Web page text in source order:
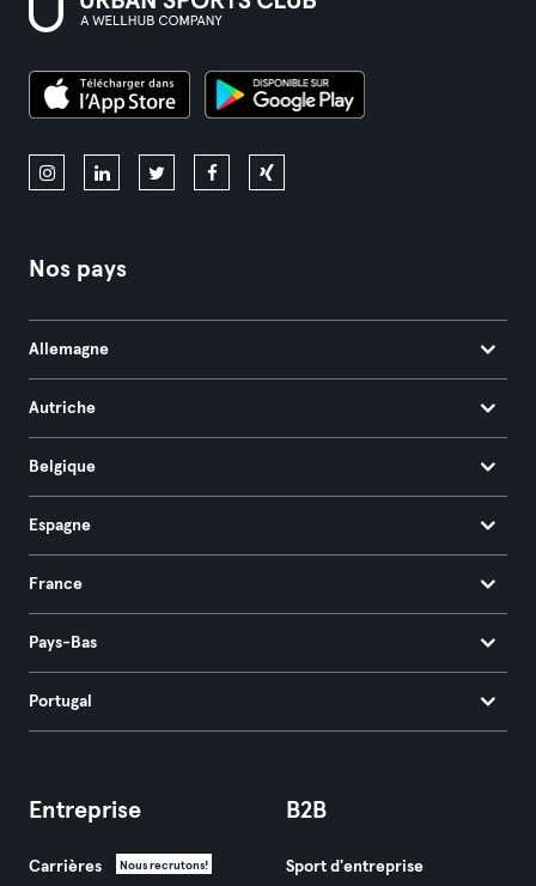
Nos pays
Allemagne
Autriche
Belgique
Espagne
France
Pays-Bas
Portugal
Entreprise
Carrières Nous recrutons!
B2B
Sport d'entreprise